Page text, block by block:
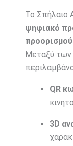
Το Σπήλαιο
ψηφιακό
προορισμού
Μεταξύ των
QR
3D